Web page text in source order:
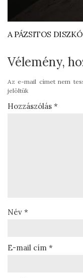
A PÁZSITOS DISZKÓ
Vélemény,
Az e-mail címet nem
jelöltük
Hozzászólás *
Név *
E-mail cím *